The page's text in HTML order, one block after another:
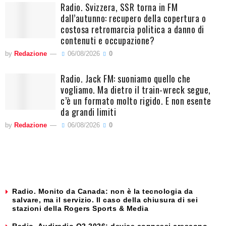
Radio. Svizzera, SSR torna in FM
dall’autunno: recupero della copertura o
costosa retromarcia politica a danno di
contenuti e occupazione?
by Redazione 06/08/2026 0
Radio. Jack FM: suoniamo quello che
vogliamo. Ma dietro il train-wreck segue,
c’è un formato molto rigido. E non esente
da grandi limiti
by Redazione 06/08/2026 0
Radio. Monito da Canada: non è la tecnologia da
salvare, ma il servizio. Il caso della chiusura di sei
stazioni della Rogers Sports & Media